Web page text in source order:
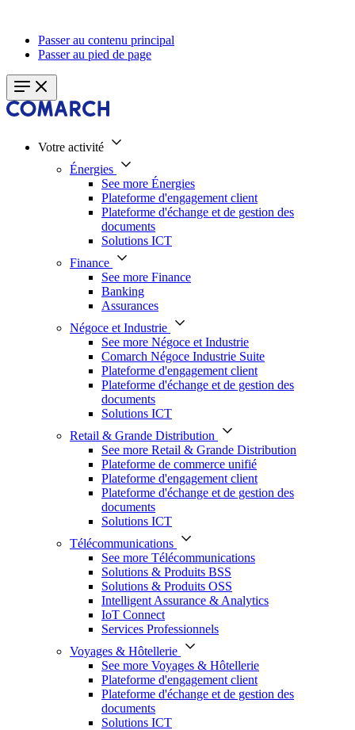
Passer au contenu principal
Passer au pied de page
Votre activité
Énergies
See more Énergies
Plateforme d'engagement client
Plateforme d'échange et de gestion des
documents
Solutions ICT
Finance
See more Finance
Banking
Assurances
Négoce et Industrie
See more Négoce et Industrie
Comarch Négoce Industrie Suite
Plateforme d'engagement client
Plateforme d'échange et de gestion des
documents
Solutions ICT
Retail & Grande Distribution
See more Retail & Grande Distribution
Plateforme de commerce unifié
Plateforme d'engagement client
Plateforme d'échange et de gestion des
documents
Solutions ICT
Télécommunications
See more Télécommunications
Solutions & Produits BSS
Solutions & Produits OSS
Intelligent Assurance & Analytics
IoT Connect
Services Professionnels
Voyages & Hôtellerie
See more Voyages & Hôtellerie
Plateforme d'engagement client
Plateforme d'échange et de gestion des
documents
Solutions ICT